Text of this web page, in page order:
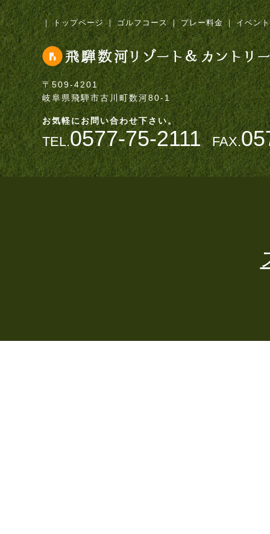
｜ トップページ ｜ ゴルフコース ｜ プレー料金 ｜ イベン
〒509-4201
岐阜県飛騨市古川町数河80-1
お気軽にお問い合わせ下さい。
TEL.0577-75-2111 FAX.